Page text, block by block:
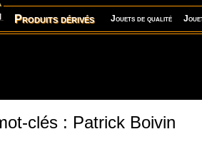
Produits dérivés Jouets de qualité
clés : Patrick Boivin